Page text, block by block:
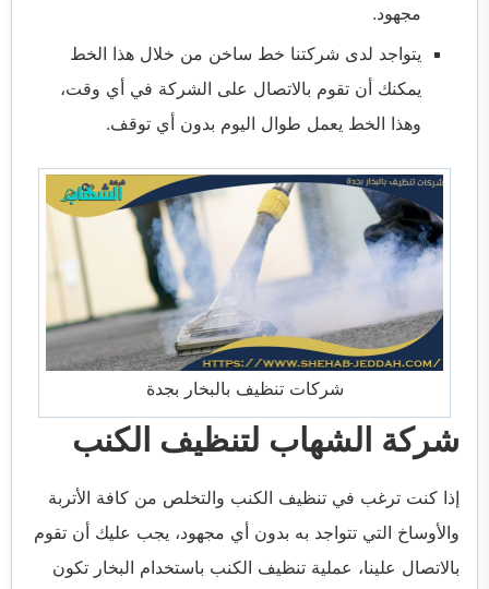
مجهود.
يتواجد لدى شركتنا خط ساخن من خلال هذا الخط
يمكنك أن تقوم بالاتصال على الشركة في أي وقت،
وهذا الخط يعمل طوال اليوم بدون أي توقف.
شركات تنظيف بالبخار بجدة
شركة الشهاب لتنظيف الكنب
إذا كنت ترغب في تنظيف الكنب والتخلص من كافة الأتربة
والأوساخ التي تتواجد به بدون أي مجهود، يجب عليك أن تقوم
بالاتصال علينا، عملية تنظيف الكنب باستخدام البخار تكون